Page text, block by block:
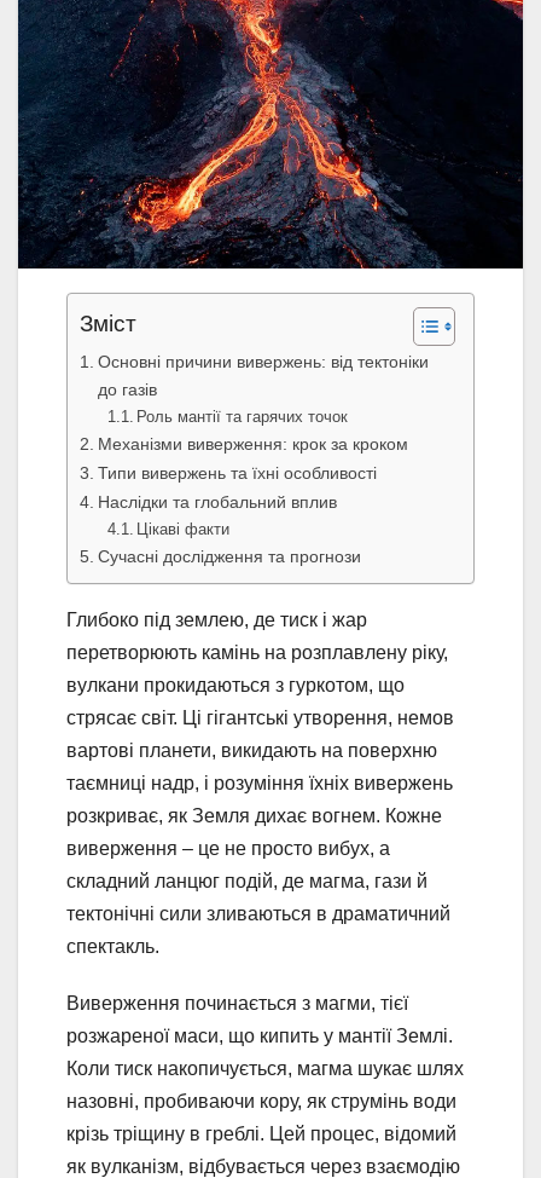
Зміст
Основні причини вивержень: від тектоніки
до газів
Роль мантії та гарячих точок
Механізми виверження: крок за кроком
Типи вивержень та їхні особливості
Наслідки та глобальний вплив
Цікаві факти
Сучасні дослідження та прогнози
Глибоко під землею, де тиск і жар
перетворюють камінь на розплавлену ріку,
вулкани прокидаються з гуркотом, що
стрясає світ. Ці гігантські утворення, немов
вартові планети, викидають на поверхню
таємниці надр, і розуміння їхніх вивержень
розкриває, як Земля дихає вогнем. Кожне
виверження – це не просто вибух, а
складний ланцюг подій, де магма, гази й
тектонічні сили зливаються в драматичний
спектакль.
Виверження починається з магми, тієї
розжареної маси, що кипить у мантії Землі.
Коли тиск накопичується, магма шукає шлях
назовні, пробиваючи кору, як струмінь води
крізь тріщину в греблі. Цей процес, відомий
як вулканізм, відбувається через взаємодію